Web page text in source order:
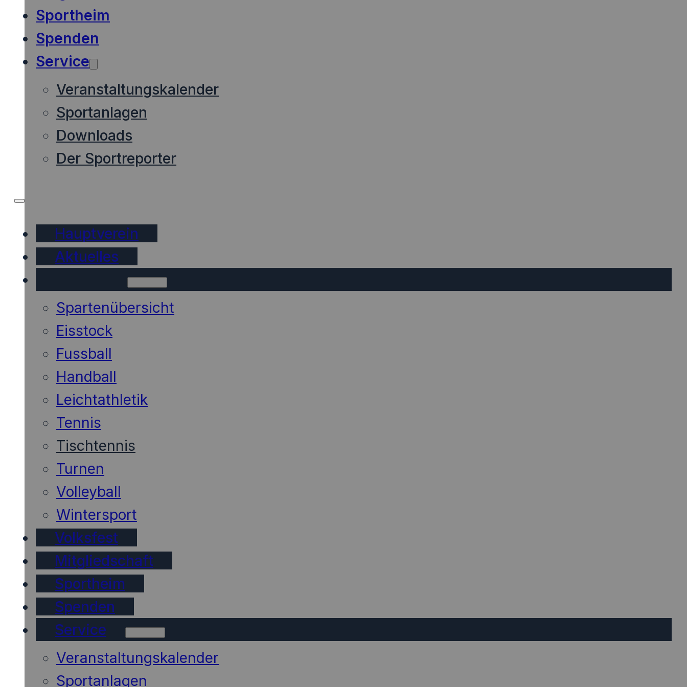
Sportheim
Spenden
Service
Veranstaltungskalender
Sportanlagen
Downloads
Der Sportreporter
Hauptverein
Aktuelles
Spartenübersicht
Eisstock
Fussball
Handball
Leichtathletik
Tennis
Tischtennis
Turnen
Volleyball
Wintersport
Volksfest
Mitgliedschaft
Sportheim
Spenden
Service
Veranstaltungskalender
Sportanlagen